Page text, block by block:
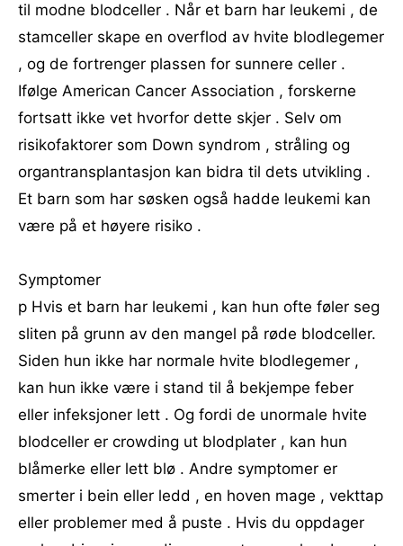
til modne blodceller . Når et barn har leukemi , de
stamceller skape en overflod av hvite blodlegemer
, og de ​​fortrenger plassen for sunnere celler .
Ifølge American Cancer Association , forskerne
fortsatt ikke vet hvorfor dette skjer . Selv om
risikofaktorer som Down syndrom , stråling og
organtransplantasjon kan bidra til dets utvikling .
Et barn som har søsken også hadde leukemi kan
være på et høyere risiko .
Symptomer
p Hvis et barn har leukemi , kan hun ofte føler seg
sliten på grunn av den mangel på røde blodceller.
Siden hun ikke har normale hvite blodlegemer ,
kan hun ikke være i stand til å bekjempe feber
eller infeksjoner lett . Og fordi de unormale hvite
blodceller er crowding ut blodplater , kan hun
blåmerke eller lett blø . Andre symptomer er
smerter i bein eller ledd , en hoven mage , vekttap
eller problemer med å puste . Hvis du oppdager